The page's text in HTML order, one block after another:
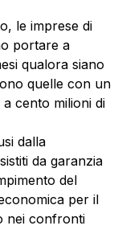
le imprese di
portare a
qualora siano
quelle con un
cento milioni di
dalla
da garanzia
del
per il
nei confronti